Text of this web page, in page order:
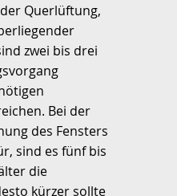
Querlüftung,
zwei bis drei
Bei der
des Fensters
sind es fünf bis
die
kürzer sollte